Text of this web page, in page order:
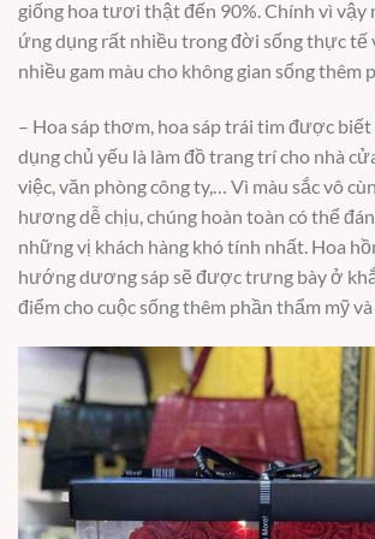
giống hoa tươi thật đến 90%. Chính vì vậy
ứng dụng rất nhiều trong đời sống thực tế
nhiều gam màu cho không gian sống thêm
– Hoa sáp thơm, hoa sáp trái tim được
dụng chủ yếu là làm đồ trang trí cho nhà
việc, văn phòng công ty,… Vì màu sắc vô
hương dễ chịu, chúng hoàn toàn có thể
những vị khách hàng khó tính nhất. Hoa
hướng dương sáp sẽ được trưng bày ở
điểm cho cuộc sống thêm phần thẩm mỹ